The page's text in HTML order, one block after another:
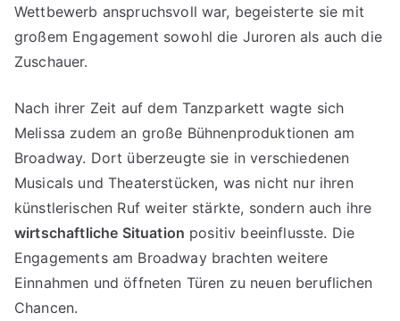
Wettbewerb anspruchsvoll war, begeisterte sie mit
großem Engagement sowohl die Juroren als auch die
Zuschauer.
Nach ihrer Zeit auf dem Tanzparkett wagte sich
Melissa zudem an große Bühnenproduktionen am
Broadway. Dort überzeugte sie in verschiedenen
Musicals und Theaterstücken, was nicht nur ihren
künstlerischen Ruf weiter stärkte, sondern auch ihre
wirtschaftliche Situation positiv beeinflusste. Die
Engagements am Broadway brachten weitere
Einnahmen und öffneten Türen zu neuen beruflichen
Chancen.